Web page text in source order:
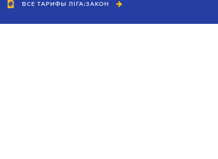
ВСЕ ТАРИФЫ ЛІГА:ЗАКОН